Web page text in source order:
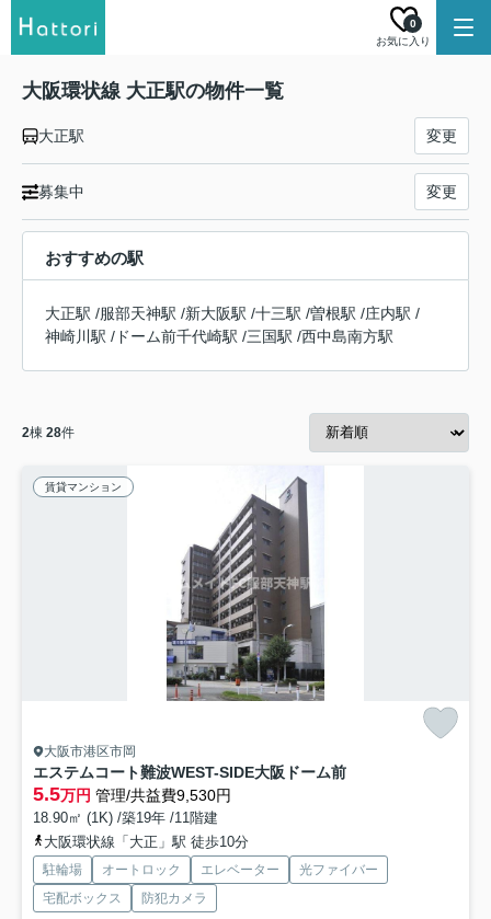
お気に入り
0
大阪環状線 大正駅の物件一覧
大正駅 変更
募集中 変更
おすすめの駅
大正駅 /服部天神駅 /新大阪駅 /十三駅 /曽根駅 /庄内駅 /
神崎川駅 / ドーム前千代崎駅 /三国駅 /西中島南方駅
2棟 28件
賃貸マンション
大阪市港区市岡
エステムコート難波WEST-SIDE大阪ドーム前
5.5万円 管理/共益費9,530円
18.90㎡ (1K) /築19年 /11階建
大阪環状線「大正」駅 徒歩10分
駐輪場 オートロック エレベーター
光ファイバー
宅配ボックス
防犯カメラ